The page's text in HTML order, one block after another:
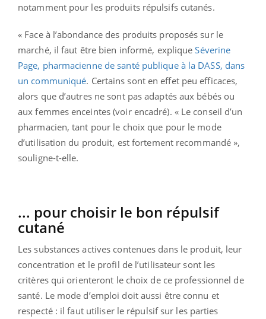
notamment pour les produits répulsifs cutanés.
« Face à l’abondance des produits proposés sur le
marché, il faut être bien informé, expliqueSéverine
Page, pharmacienne de santé publique à la DASS, dans
un communiqué. Certains sont en effet peu efficaces,
alors que d’autres ne sont pas adaptés aux bébés ou
aux femmes enceintes (voir encadré). « Le conseil d’un
pharmacien, tant pour le choix que pour le mode
d’utilisation du produit, est fortement recommandé »,
souligne-t-elle.
... pour choisir le bon répulsif
cutané
Les substances actives contenues dans le produit, leur
concentration et le profil de l’utilisateur sont les
critères qui orienteront le choix de ce professionnel de
santé. Le mode d’emploi doit aussi être connu et
respecté : il faut utiliser le répulsif sur les parties